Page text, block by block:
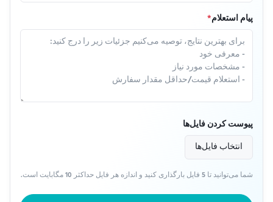
پیام استعلام*
پیوست کردن فایل‌ها
انتخاب فایل‌ها
شما می‌توانید تا 5 فایل بارگذاری کنید و اندازه هر فایل حداکثر 10 مگابایت است.